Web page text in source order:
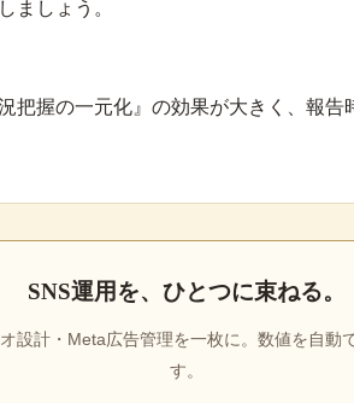
ましょう。
把握の一元化』の効果が大きく、報
SNS運用を、ひとつに束ねる。
設計・Meta広告管理を一枚に。数値を自動
す。